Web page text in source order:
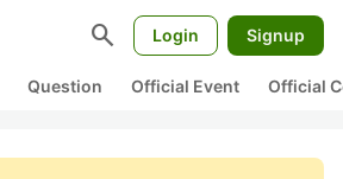
search Login Signup
Question Official Event Official